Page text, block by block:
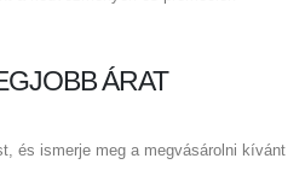
ÁRAT
és ismerje meg a megvásárolni kívánt